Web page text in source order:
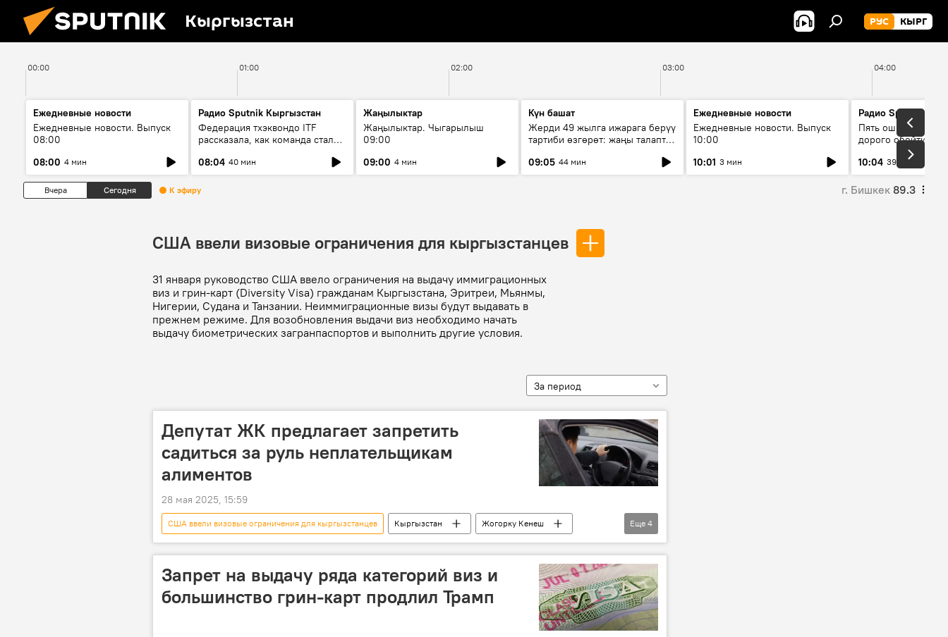
Кыргызстан РУС КЫРГ
00:00 01:00 02:00 03:00 04:00
Ежедневные новости
Ежедневные новости. Выпуск
08:00
08:00 4 мин
Радио Sputnik Кыргызстан
Федерация тхэквондо ITF
рассказала, как команда стала
08:04 40 мин
Жаңылыктар
Жаңылыктар. Чыгарылыш
09:00
09:00 4 мин
Күн башат
Жерди 49 жылга ижарага берүү
тартиби өзгөрөт: жаңы талаптар
09:05 44 мин
Ежедневные новости
Ежедневные новости. Выпуск
10:00
10:01 3 мин
Радио Sputnik
Пять ошибок
дорого обойтись
10:04 39 мин
Вчера Сегодня К эфиру г. Бишкек 89.3
США ввели визовые ограничения для кыргызстанцев
31 января руководство США ввело ограничения на выдачу иммиграционных
виз и грин-карт (Diversity Visa) гражданам Кыргызстана, Эритреи, Мьянмы,
Нигерии, Судана и Танзании. Неиммиграционные визы будут выдавать в
прежнем режиме. Для возобновления выдачи виз необходимо начать
выдачу биометрических загранпаспортов и выполнить другие условия.
За период
Депутат ЖК предлагает запретить
садиться за руль неплательщикам
алиментов
28 мая 2025, 15:59
США ввели визовые ограничения для кыргызстанцев Кыргызстан
Жогорку Кенеш
алименты
Пархат Тулендыбаев водительские права задолженность
Еще 4
Запрет на выдачу ряда категорий виз и
большинство грин-карт продлил Трамп